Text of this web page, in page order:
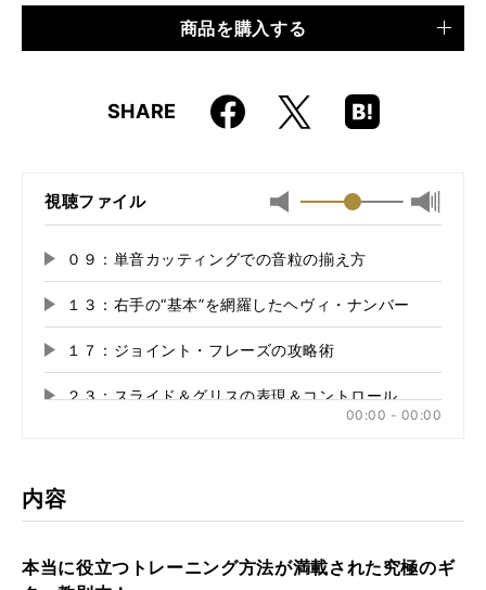
9784845623112
商品を購入する
SHARE Faceboo
k
X
Hatena
Boo
視聴ファイル
最小
音
量
に
り
替
え
最大音
量
再
生
す
る
０９：単音カッティングでの音粒の揃え方
再
生
す
る
１３：右手の“基本”を網羅したヘヴィ・ナンバー
再
生
す
１７：ジョイント・フレーズの攻略術
再
２３：スライド＆グリスの表現＆コントロール
す
る
再
生
る
生
す ５４：ジャジィなスケール：その２
00:00 - 00:00
内容
本当に役立つトレーニング方法が満載された究極のギ